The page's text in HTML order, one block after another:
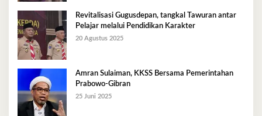
Revitalisasi Gugusdepan, tangkal Tawuran antar
Pelajar melalui Pendidikan Karakter
20 Agustus 2025
Amran Sulaiman, KKSS Bersama Pemerintahan
Prabowo-Gibran
25 Juni 2025